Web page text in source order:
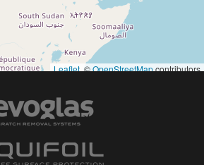
Leaflet, ©OpenStreetMapcontributors